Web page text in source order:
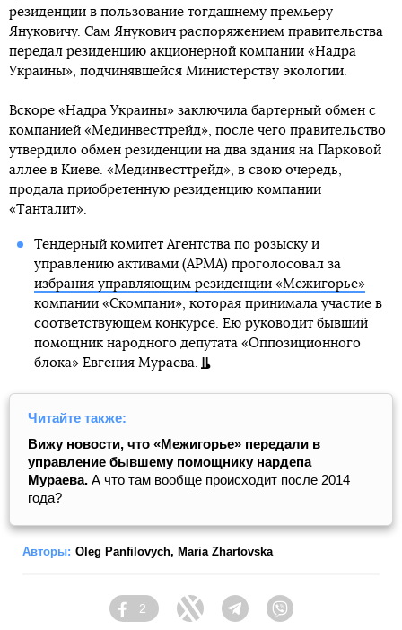
резиденции в пользование тогдашнему премьеру
Януковичу. Сам Янукович распоряжением правительства
передал резиденцию акционерной компании «Надра
Украины», подчинявшейся Министерству экологии.
Вскоре «Надра Украины» заключила бартерный обмен с
компанией «Мединвесттрейд», после чего правительство
утвердило обмен резиденции на два здания на Парковой
аллее в Киеве. «Мединвесттрейд», в свою очередь,
продала приобретенную резиденцию компании
«Танталит».
Тендерный комитет Агентства по розыску и
управлению активами (АРМА) проголосовал за
избрания управляющим резиденции «Межигорье»
компании «Скомпани», которая принимала участие в
соответствующем конкурсе. Ею руководит бывший
помощник народного депутата «Оппозиционного
блока» Евгения Мураева.
Читайте также:
Вижу новости, что «Межигорье» передали в
управление бывшему помощнику нардепа
Мураева. А что там вообще происходит после 2014
года?
Авторы: Oleg Panfilovych, Maria Zhartovska
Facebook
2
Twitter TelegramViber